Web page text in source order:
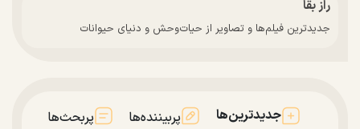
راز بقا
جدیدترین فیلم‌ها و تصاویر از حیات‌وحش و دنیای حیوانات
جدیدترین‌ها پربیننده‌ها پربحث‌ها